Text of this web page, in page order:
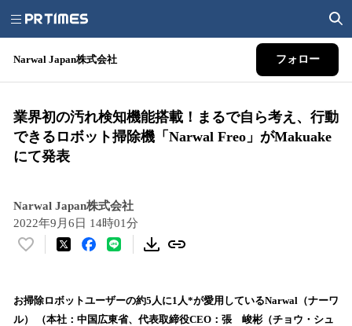
Narwal Japan株式会社 フォロー
業界初の汚れ検知機能搭載！まるで自ら考え、行動
できるロボット掃除機「Narwal Freo」がMakuake
にて発表
Narwal Japan株式会社
2022年9月6日 14時01分
い
！
数
お掃除ロボットユーザーの約5人に1人*が愛用しているNarwal（ナーワ
ル） （本社：中国広東省​​、代表取締役CEO：張 峻彬（チョウ・シュ